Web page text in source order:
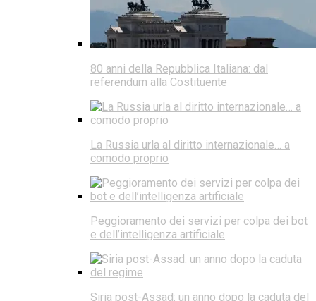
80 anni della Repubblica Italiana: dal
referendum alla Costituente
La Russia urla al diritto internazionale… a
comodo proprio
Peggioramento dei servizi per colpa dei bot
e dell’intelligenza artificiale
Siria post-Assad: un anno dopo la caduta del